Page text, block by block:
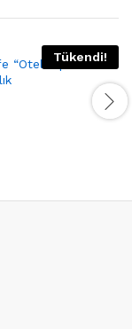
Tükendi!
“Otel Tipi” Yatak